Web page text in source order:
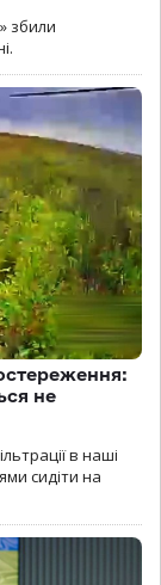
збили
не
в наші
сидіти на